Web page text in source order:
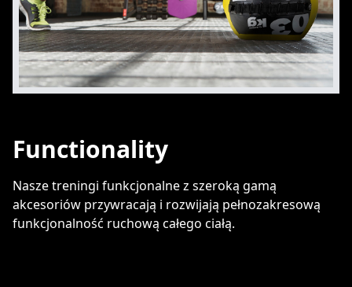
Functionality
Nasze treningi funkcjonalne z szeroką gamą
akcesoriów przywracają i rozwijają pełnozakresową
funkcjonalność ruchową całego ciałą.